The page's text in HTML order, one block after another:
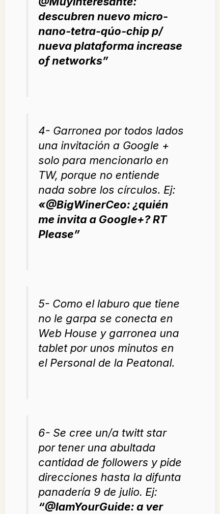
descubren nuevo micro-
nano-tetra-qúo-chip p/
nueva plataforma increase
of networks”
4- Garronea por todos lados
una invitación a Google +
solo para mencionarlo en
TW, porque no entiende
nada sobre los círculos. Ej:
«@BigWinerCeo: ¿quién
me invita a Google+? RT
Please”
5- Como el laburo que tiene
no le garpa se conecta en
Web House y garronea una
tablet por unos minutos en
el Personal de la Peatonal.
6- Se cree un/a twitt star
por tener una abultada
cantidad de followers y pide
direcciones hasta la difunta
panadería 9 de julio. Ej:
“@IamYourGuide: a ver